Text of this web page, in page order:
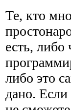
Те, кто
есть, либо
либо это
дано. Если